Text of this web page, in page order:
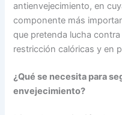
antienvejecimiento, en
componente más
que pretenda lucha
restricción calóricas y en
¿Qué se necesita para
envejecimiento?